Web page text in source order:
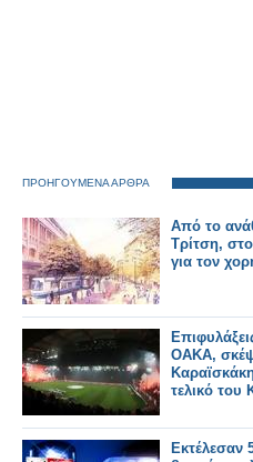
ΠΡΟΗΓΟΥΜΕΝΑ ΑΡΘΡΑ
Από το
Τρίτση,
για τον
ΟΑΚΑ,
τελικό του
Εκτέλεσαν